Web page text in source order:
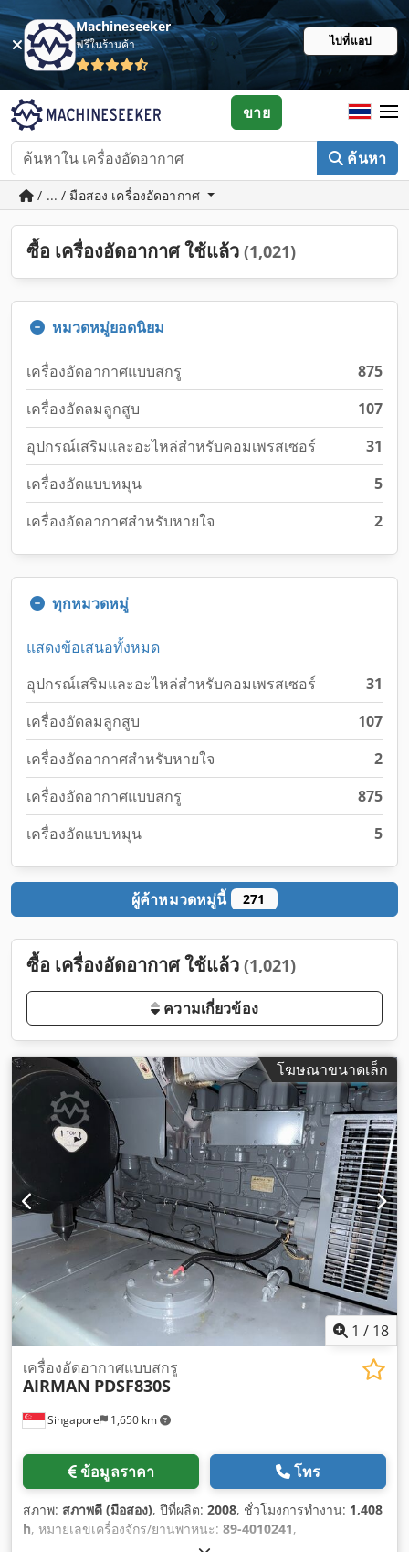
Machineseeker
ฟรีในร้านค้า ไปที่แอป
ค้นหา
ขาย
/ ... / มือสอง เครื่องอัดอากาศ
ซื้อ เครื่องอัดอากาศ ใช้แล้ว (1,021)
หมวดหมู่ยอดนิยม
เครื่องอัดอากาศแบบสกรู
875
เครื่องอัดลมลูกสูบ
107
อุปกรณ์เสริมและอะไหล่สำหรับคอมเพรสเซอร์
31
เครื่องอัดแบบหมุน
5
เครื่องอัดอากาศสำหรับหายใจ
2
ทุกหมวดหมู่
แสดงข้อเสนอทั้งหมด
อุปกรณ์เสริมและอะไหล่สำหรับคอมเพรสเซอร์
31
เครื่องอัดลมลูกสูบ
107
เครื่องอัดอากาศสำหรับหายใจ
2
เครื่องอัดอากาศแบบสกรู
875
เครื่องอัดแบบหมุน
5
ผู้ค้าหมวดหมู่นี้ 271
ซื้อ เครื่องอัดอากาศ ใช้แล้ว (1,021)
ความเกี่ยวข้อง
โฆษณาขนาดเล็ก
1 / 18
Singapore 1,650 km
เครื่องอัดอากาศแบบสกรู
AIRMAN PDSF830S
ข้อมูลราคา โทร
สภาพ: สภาพดี (มือสอง), ปีที่ผลิต: 2008, ชั่วโมงการทำงาน: 1,408
h, หมายเลขเครื่องจักร/ยานพาหนะ: 89-4010241,